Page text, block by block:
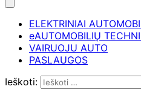
ELEKTRINIAI
eAUTOMOBILIŲ
VAIRUOJU AUTO
PASLAUGOS
Ieškoti: